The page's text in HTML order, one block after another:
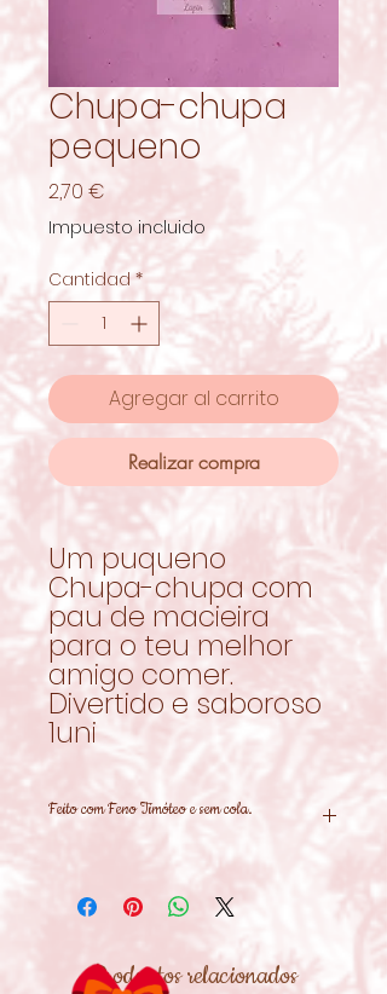
Chupa-chupa
pequeno
2,70 € Precio
Impuesto incluido
Cantidad *
Agregar al carrito
Realizar compra
Um puqueno
Chupa-chupa com
pau de macieira
para o teu melhor
amigo comer.
Divertido e saboroso
1uni
Feito com Feno Timóteo e sem cola.
Productos relacionados